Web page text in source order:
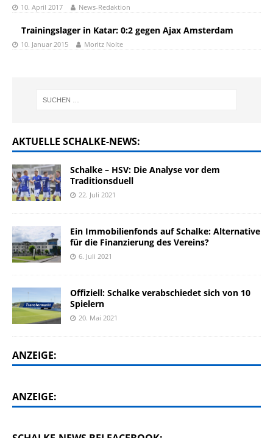
10. April 2017 News-Redaktion
Trainingslager in Katar: 0:2 gegen Ajax Amsterdam
10. Januar 2015 Moritz Nolte
AKTUELLE SCHALKE-NEWS:
Schalke – HSV: Die Analyse vor dem
Traditionsduell
22. Juli 2021
Ein Immobilienfonds auf Schalke: Alternative
für die Finanzierung des Vereins?
6. Juli 2021
Offiziell: Schalke verabschiedet sich von 10
Spielern
20. Mai 2021
ANZEIGE:
ANZEIGE: